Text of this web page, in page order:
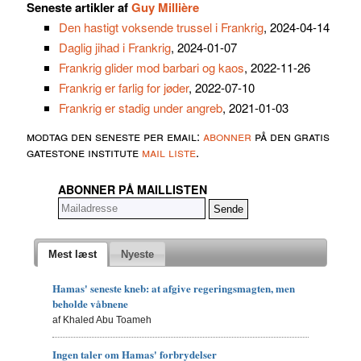
Seneste artikler afGuy Millière
Den hastigt voksende trussel i Frankrig, 2024-04-14
Daglig jihad i Frankrig, 2024-01-07
Frankrig glider mod barbari og kaos, 2022-11-26
Frankrig er farlig for jøder, 2022-07-10
Frankrig er stadig under angreb, 2021-01-03
modtag den seneste per email: abonner på den gratis
gatestone institute mail liste.
ABONNER PÅ MAILLISTEN
Mest læst Nyeste
Hamas' seneste kneb: at afgive regeringsmagten, men
beholde våbnene
af Khaled Abu Toameh
Ingen taler om Hamas' forbrydelser